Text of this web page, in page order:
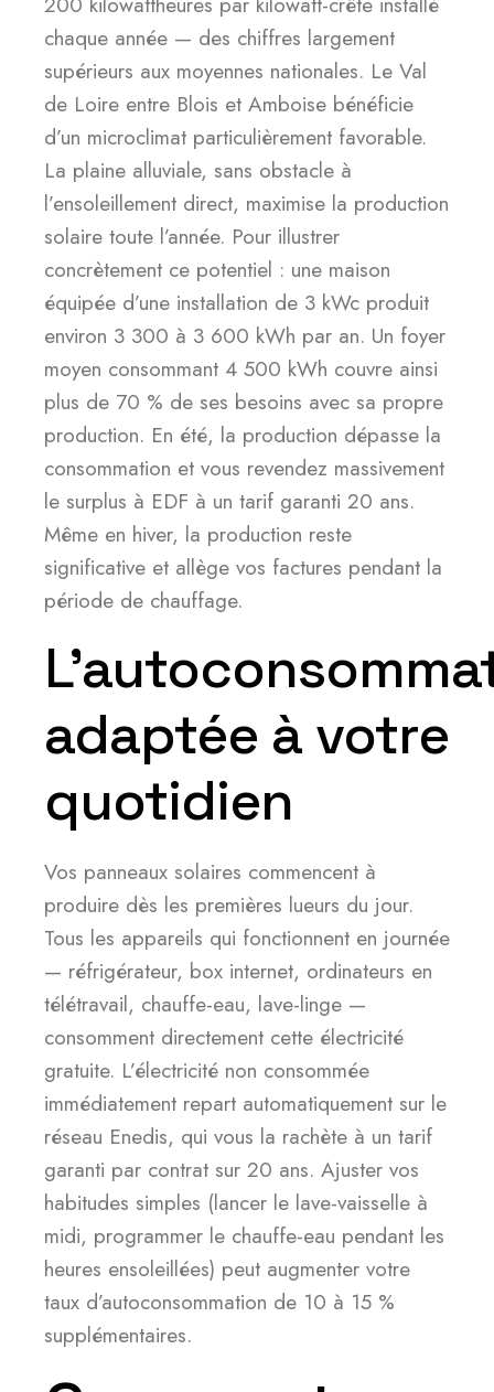
chaque année — des chiffres largement
supérieurs aux moyennes nationales. Le Val
de Loire entre Blois et Amboise bénéficie
d’un microclimat particulièrement favorable.
La plaine alluviale, sans obstacle à
l’ensoleillement direct, maximise la production
solaire toute l’année. Pour illustrer
concrètement ce potentiel : une maison
équipée d’une installation de 3 kWc produit
environ 3 300 à 3 600 kWh par an. Un foyer
moyen consommant 4 500 kWh couvre ainsi
plus de 70 % de ses besoins avec sa propre
production. En été, la production dépasse la
consommation et vous revendez massivement
le surplus à EDF à un tarif garanti 20 ans.
Même en hiver, la production reste
significative et allège vos factures pendant la
période de chauffage.
adaptée à votre
quotidien
Vos panneaux solaires commencent à
produire dès les premières lueurs du jour.
Tous les appareils qui fonctionnent en journée
— réfrigérateur, box internet, ordinateurs en
télétravail, chauffe-eau, lave-linge —
consomment directement cette électricité
gratuite. L’électricité non consommée
immédiatement repart automatiquement sur le
réseau Enedis, qui vous la rachète à un tarif
garanti par contrat sur 20 ans. Ajuster vos
habitudes simples (lancer le lave-vaisselle à
midi, programmer le chauffe-eau pendant les
heures ensoleillées) peut augmenter votre
taux d’autoconsommation de 10 à 15 %
supplémentaires.